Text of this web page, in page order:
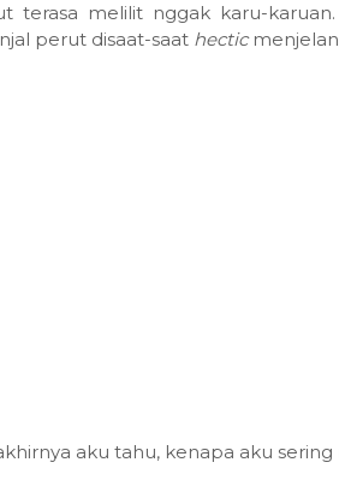
terasa melilit nggak karu-
perut disaat-saat hectic
aku tahu, kenapa aku